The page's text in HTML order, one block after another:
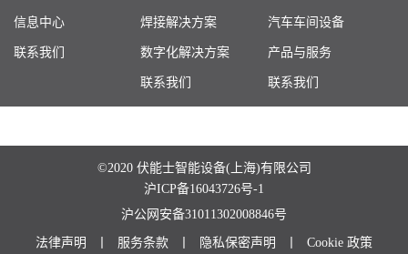
信息中心
联系我们
焊接解决方案
数字化解决方案
联系我们
汽车车间设备
产品与服务
联系我们
©2020 伏能士智能设备(上海)有限公司
沪ICP备16043726号-1
沪公网安备31011302008846号
法律声明 服务条款 隐私保密声明 Cookie 政策